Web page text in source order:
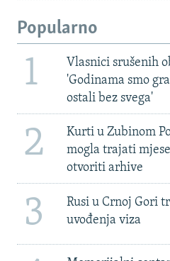
Popularno
1
Vlasnici srušenih
'Godinama smo
ostali bez svega'
2
Kurti u Zubinom
mogla trajati
otvoriti arhive
3
Rusi u Crnoj Gori
uvođenja viza